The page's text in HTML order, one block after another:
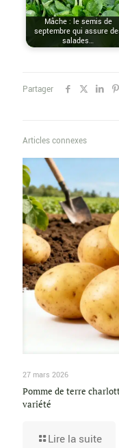
Mâche : le semis de
septembre qui assure
salades…
Partager
Articles connexes
27 mars 2026
Pomme de terre
variété
Lire la suite